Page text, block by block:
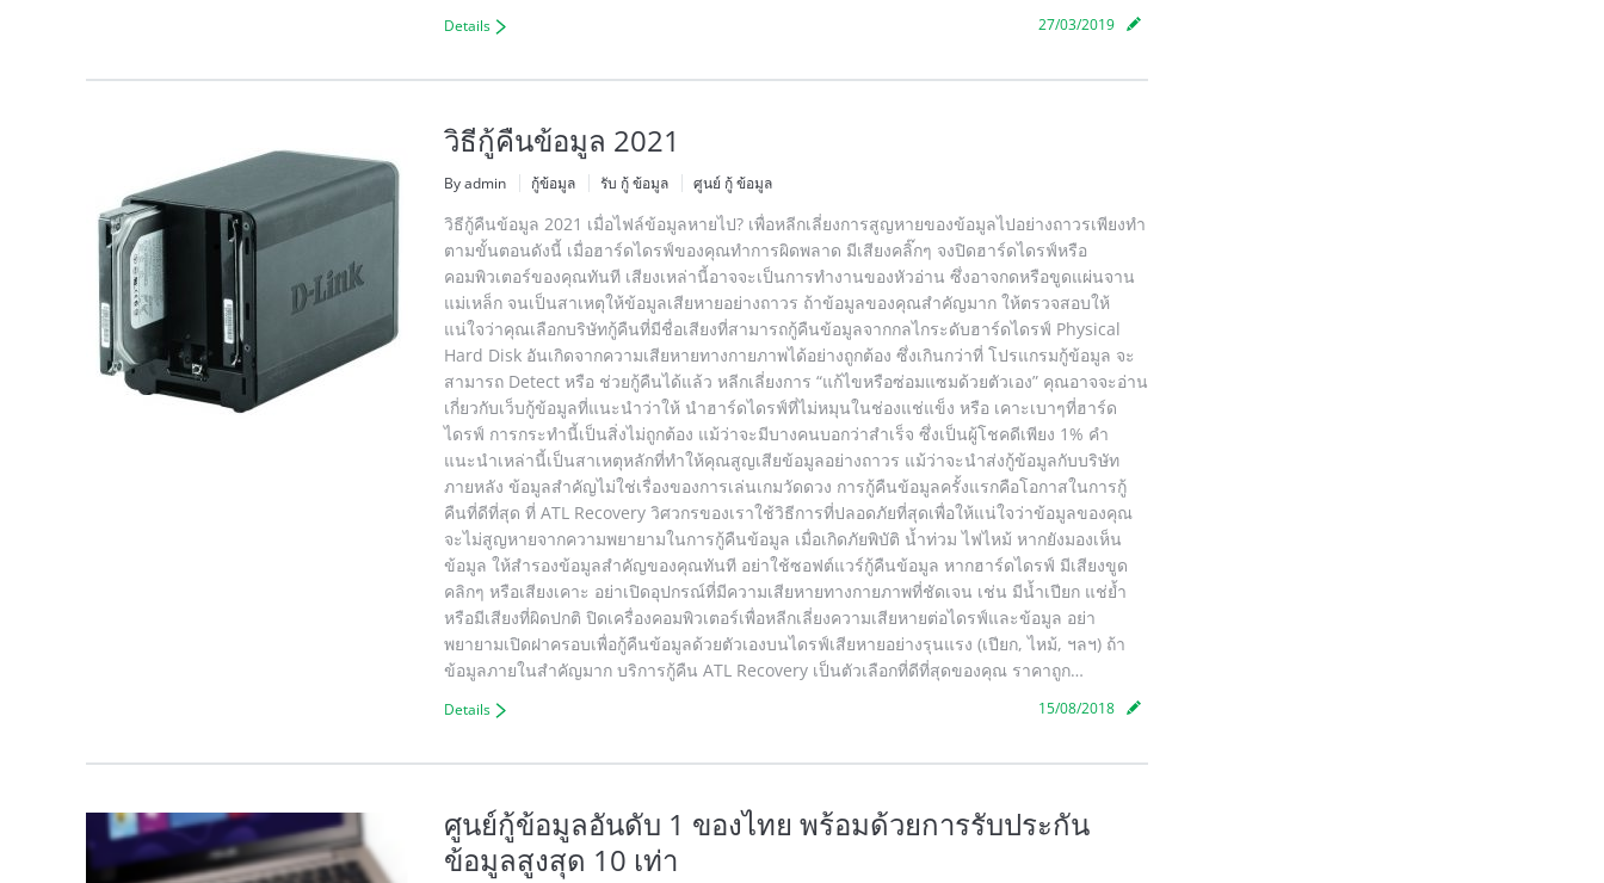
27/03/2019
Details
วิธีกู้คืนข้อมูล 2021
By admin กู้ข้อมูล รับ กู้ ข้อมูล ศูนย์ กู้ ข้อมูล
วิธีกู้คืนข้อมูล 2021 เมื่อไฟล์ข้อมูลหายไป? เพื่อหลีกเลี่ยงการสูญหายของข้อมูลไปอย่างถาวรเพียงทำ
ตามขั้นตอนดังนี้ เมื่อฮาร์ดไดรฟ์ของคุณทำการผิดพลาด มีเสียงคลิ๊กๆ จงปิดฮาร์ดไดรฟ์หรือ
คอมพิวเตอร์ของคุณทันที เสียงเหล่านี้อาจจะเป็นการทำงานของหัวอ่าน ซึ่งอาจกดหรือขูดแผ่นจาน
แม่เหล็ก จนเป็นสาเหตุให้ข้อมูลเสียหายอย่างถาวร ถ้าข้อมูลของคุณสำคัญมาก ให้ตรวจสอบให้
แน่ใจว่าคุณเลือกบริษัทกู้คืนที่มีชื่อเสียงที่สามารถกู้คืนข้อมูลจากกลไกระดับฮาร์ดไดรฟ์ Physical
Hard Disk อันเกิดจากความเสียหายทางกายภาพได้อย่างถูกต้อง ซึ่งเกินกว่าที่ โปรแกรมกู้ข้อมูล จะ
สามารถ Detect หรือ ช่วยกู้คืนได้แล้ว หลีกเลี่ยงการ “แก้ไขหรือซ่อมแซมด้วยตัวเอง” คุณอาจจะอ่าน
เกี่ยวกับเว็บกู้ข้อมูลที่แนะนำว่าให้ นำฮาร์ดไดรฟ์ที่ไม่หมุนในช่องแช่แข็ง หรือ เคาะเบาๆที่ฮาร์ด
ไดรฟ์ การกระทำนี้เป็นสิ่งไม่ถูกต้อง แม้ว่าจะมีบางคนบอกว่าสำเร็จ ซึ่งเป็นผู้โชคดีเพียง 1% คำ
แนะนำเหล่านี้เป็นสาเหตุหลักที่ทำให้คุณสูญเสียข้อมูลอย่างถาวร แม้ว่าจะนำส่งกู้ข้อมูลกับบริษัท
ภายหลัง ข้อมูลสำคัญไม่ใช่เรื่องของการเล่นเกมวัดดวง การกู้คืนข้อมูลครั้งแรกคือโอกาสในการกู้
คืนที่ดีที่สุด ที่ ATL Recovery วิศวกรของเราใช้วิธีการที่ปลอดภัยที่สุดเพื่อให้แน่ใจว่าข้อมูลของคุณ
จะไม่สูญหายจากความพยายามในการกู้คืนข้อมูล เมื่อเกิดภัยพิบัติ น้ำท่วม ไฟไหม้ หากยังมองเห็น
ข้อมูล ให้สำรองข้อมูลสำคัญของคุณทันที อย่าใช้ซอฟต์แวร์กู้คืนข้อมูล หากฮาร์ดไดรฟ์ มีเสียงขูด
คลิกๆ หรือเสียงเคาะ อย่าเปิดอุปกรณ์ที่มีความเสียหายทางกายภาพที่ชัดเจน เช่น มีน้ำเปียก แช่ย้ำ
หรือมีเสียงที่ผิดปกติ ปิดเครื่องคอมพิวเตอร์เพื่อหลีกเลี่ยงความเสียหายต่อไดรฟ์และข้อมูล อย่า
พยายามเปิดฝาครอบเพื่อกู้คืนข้อมูลด้วยตัวเองบนไดรฟ์เสียหายอย่างรุนแรง (เปียก, ไหม้, ฯลฯ) ถ้า
ข้อมูลภายในสำคัญมาก บริการกู้คืน ATL Recovery เป็นตัวเลือกที่ดีที่สุดของคุณ ราคาถูก…
15/08/2018
Details
ศูนย์กู้ข้อมูลอันดับ 1 ของไทย พร้อมด้วยการรับประกัน
ข้อมูลสูงสุด 10 เท่า